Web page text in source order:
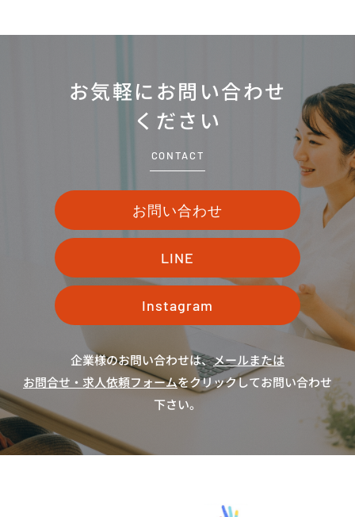
お気軽にお問い合わせ
ください
CONTACT
お問い合わせ
LINE
Instagram
企業様のお問い合わせは、メールまたは
お問合せ・求人依頼フォームをクリックしてお問い合わせ
下さい。